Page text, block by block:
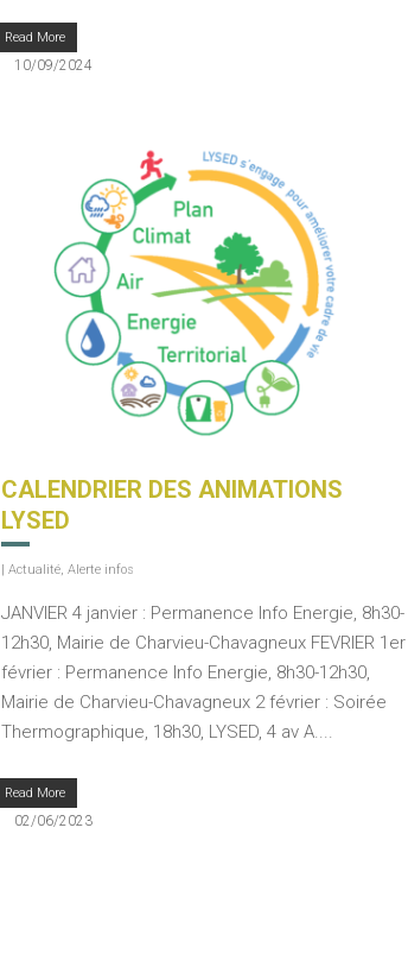
Read More
10/09/2024
CALENDRIER DES ANIMATIONS
LYSED
|Actualité,Alerte infos
JANVIER 4 janvier : Permanence Info Energie, 8h30-
12h30, Mairie de Charvieu-Chavagneux FEVRIER 1er
février : Permanence Info Energie, 8h30-12h30,
Mairie de Charvieu-Chavagneux 2 février : Soirée
Thermographique, 18h30, LYSED, 4 av A....
Read More
02/06/2023